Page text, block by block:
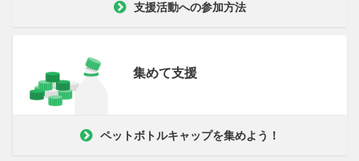
支援活動への参加方法
集めて支援
ペットボトルキャップを集めよう！